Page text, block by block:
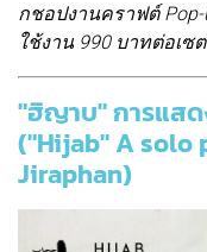
กชอปงานคราฟต์ Pop-
ใช้งาน 990 บาทต่อเซ
"ฮิญาบ" การแสด
("Hijab" A solo
Jiraphan)